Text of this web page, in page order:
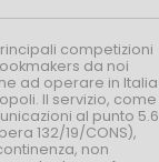
competizioni
da noi
ad operare in Italia
Il servizio, come
al punto 5.6
132/19/CONS),
non